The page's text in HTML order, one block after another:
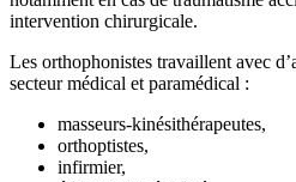
intervention chirurgicale.
Les orthophonistes travaillent avec
secteur médical et paramédical :
masseurs-kinésithérapeutes,
orthoptistes,
infirmier,